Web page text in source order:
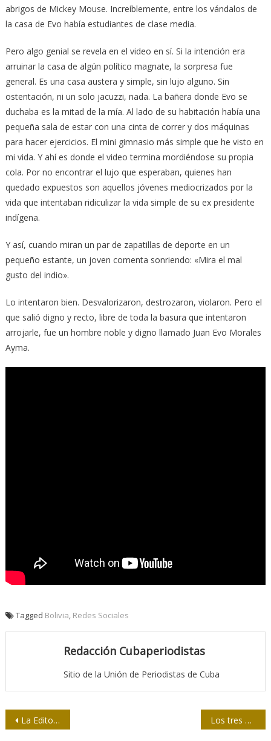
abrigos de Mickey Mouse. Increíblemente, entre los vándalos de
la casa de Evo había estudiantes de clase media.
Pero algo genial se revela en el video en sí. Si la intención era
arruinar la casa de algún político magnate, la sorpresa fue
general. Es una casa austera y simple, sin lujo alguno. Sin
ostentación, ni un solo jacuzzi, nada. La bañera donde Evo se
duchaba es la mitad de la mía. Al lado de su habitación había una
pequeña sala de estar con una cinta de correr y dos máquinas
para hacer ejercicios. El mini gimnasio más simple que he visto en
mi vida. Y ahí es donde el video termina mordiéndose su propia
cola. Por no encontrar el lujo que esperaban, quienes han
quedado expuestos son aquellos jóvenes mediocrizados por la
vida que intentaban ridiculizar la vida simple de su ex presidente
indígena.
Y así, cuando miran un par de zapatillas de deporte en un
pequeño estante, un joven comenta sonriendo: «Mira el mal
gusto del indio».
Lo intentaron bien. Desvalorizaron, destrozaron, violaron. Pero el
que salió digno y recto, libre de toda la basura que intentaron
arrojarle, fue un hombre noble y digno llamado Juan Evo Morales
Ayma.
Tagged Bolivia Redes Sociales
Redacción Cubaperiodistas
Sitio de la Unión de Periodistas de Cuba
Navegación
La Editorial de la Mujer y un taller a muchas voces Los tres días que estremecieron a Cuba